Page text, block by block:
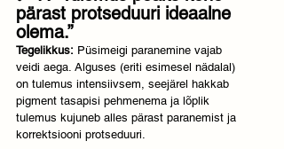
pärast protseduuri ideaalne
olema.”
Tegelikkus: Püsimeigi paranemine vajab
veidi aega. Alguses (eriti esimesel nädalal)
on tulemus intensiivsem, seejärel hakkab
pigment tasapisi pehmenema ja lõplik
tulemus kujuneb alles pärast paranemist ja
korrektsiooni protseduuri.